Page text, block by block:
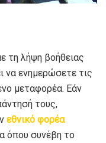
τη λήψη βοήθειας
να ενημερώσετε τις
μεταφορέα. Εάν
τους,
εθνικό φορέα
όπου συνέβη το